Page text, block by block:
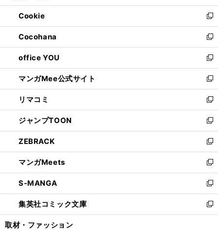
開
く
ウ
で
開
く
ン
ド
ウ
で
開
く
ウ
ィ
ン
ド
ウ
で
開
く
Cookie
新
し
い
ウ
ィ
ン
ド
ウ
で
開
く
Cocohana
新
し
い
ウ
ィ
ン
ド
ウ
で
開
く
office YOU
新
し
い
ウ
ィ
ン
ド
ウ
で
開
く
マンガMee公式サイト
新
し
い
ウ
ィ
ン
ド
ウ
で
開
く
リマコミ
新
し
い
ウ
ィ
ン
ド
ウ
で
開
く
ジャンプTOON
新
し
い
ウ
ィ
ン
ド
ウ
で
開
ZEBRACK
新
し
い
ウ
ィ
ン
ド
ウ
マンガMeets
新
し
い
ウ
ィ
ン
S-MANGA
新
し
い
ウ
集英社コミック文庫
新
し
取材・ファッション